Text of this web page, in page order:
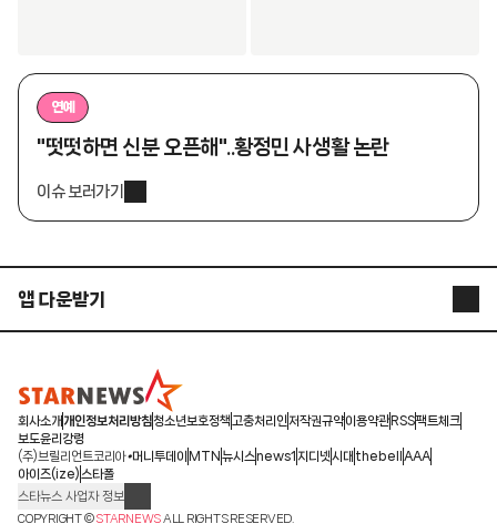
연예
"떳떳하면 신분 오픈해"..황정민 사생활 논란
이슈 보러가기
앱 다운받기
STARPOLL
회사소개 개인정보처리방침청소년보호정책 고충처리인저작권규약이용약관 RSS팩트체크
보도윤리강령
(주)브릴리언트코리아 머니투데이 MTN 뉴시스news1 지디넷시대 thebell AAA
아이즈(ize) 스타폴
스타뉴스 사업자 정보
주소: 서울시 종로구 청계천로 11(서린동, 청계한국빌딩)
COPYRIGHT ©STARNEWSALL RIGHTS RESERVED.